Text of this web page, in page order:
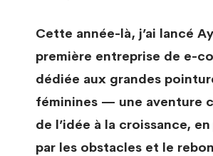
Cette année-là, j’ai lancé
première entreprise de e-
dédiée aux grandes
féminines — une aventure
de l’idée à la croissance,
par les obstacles et le